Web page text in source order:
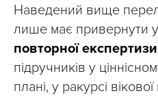
Наведений вище
лише має привернути
повторної експертизи
підручників у
плані, у ракурсі вікової